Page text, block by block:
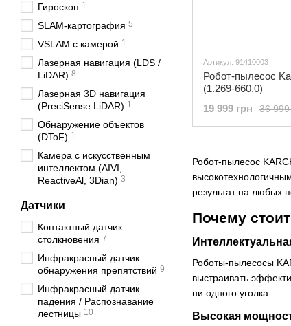
Робот-пылесос
результат на любых
Почему
Роботы-пылесосы
выстраивать
ни одного уголка.
Высокая
Артикул: 91410003
Робот-пылесос
(1.269-660.0)
36 999
19 999 грн
Гироскоп 1
SLAM-картография 5
VSLAM с камерой 1
Лазерная навигация (LDS /
LiDAR) 8
Лазерная 3D навигация
(PreciSense LiDAR) 1
Обнаружение объектов
(DToF) 1
Камера с искусственным
интеллектом (AIVI,
ReactiveAl, 3Dian) 3
Датчики
Контактный датчик
столкновения 7
Инфракрасный датчик
обнаружения препятствий 9
Инфракрасный датчик
падения / Распознавание
лестницы 10